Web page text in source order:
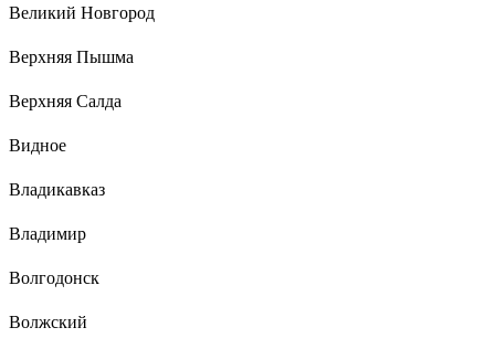
Великий Новгород
Верхняя Пышма
Верхняя Салда
Видное
Владикавказ
Владимир
Волгодонск
Волжский